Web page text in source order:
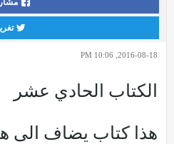
2016-08-18, 10:06 PM
الكتاب الحادي عشر
هذا كتاب يضاف الى